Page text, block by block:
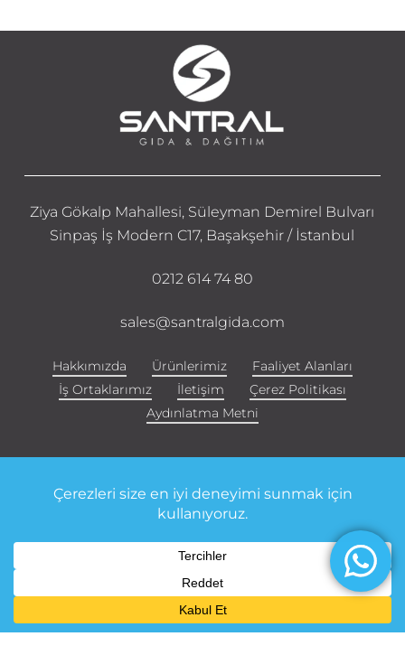
Ziya Gökalp Mahallesi, Süleyman Demirel Bulvarı
Sinpaş İş Modern C17, Başakşehir / İstanbul
0212 614 74 80
sales@santralgida.com
Hakkımızda Ürünlerimiz
Faaliyet Alanları
İş Ortaklarımız
İletişim
Çerez Politikası
Aydınlatma Metni